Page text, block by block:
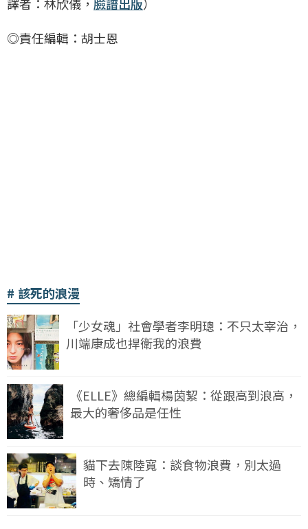
◎責任編輯：胡士恩
該死的浪漫
「少女魂」社會學者李明璁：不只太宰治，
川端康成也捍衛我的浪費
《ELLE》總編輯楊茵絜：從跟高到浪高，
最大的奢侈品是任性
貓下去陳陸寬：談食物浪費，別太過
時、矯情了